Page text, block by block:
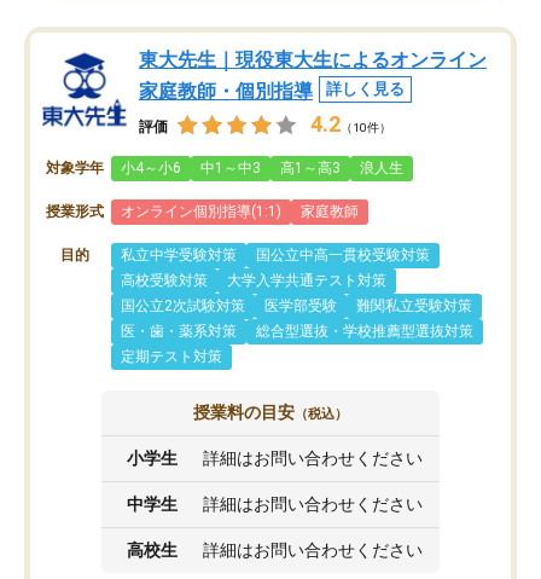
東大先生｜現役東大生によるオンライン
家庭教師・個別指導
詳しく見る
評価 4.2 （10件）
対象学年 小4～小6 中1～中3 高1～高3 浪人生
授業形式 オンライン個別指導(1:1) 家庭教師
目的 私立中学受験対策
国公立中高一貫校受験対策
高校受験対策
大学入学共通テスト対策
国公立2次試験対策
医学部受験
難関私立受験対策
医・歯・薬系対策
総合型選抜・学校推薦型選抜対策
定期テスト対策
授業料の目安 （税込）
小学生 詳細はお問い合わせください
中学生 詳細はお問い合わせください
高校生 詳細はお問い合わせください